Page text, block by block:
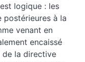
logique : les
postérieures à la
venant en
encaissé
de la directive